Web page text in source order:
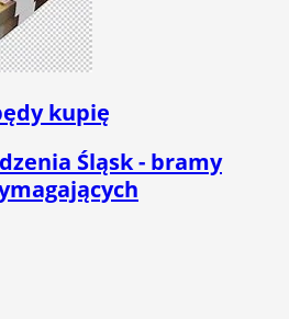
kupię
Śląsk - bramy